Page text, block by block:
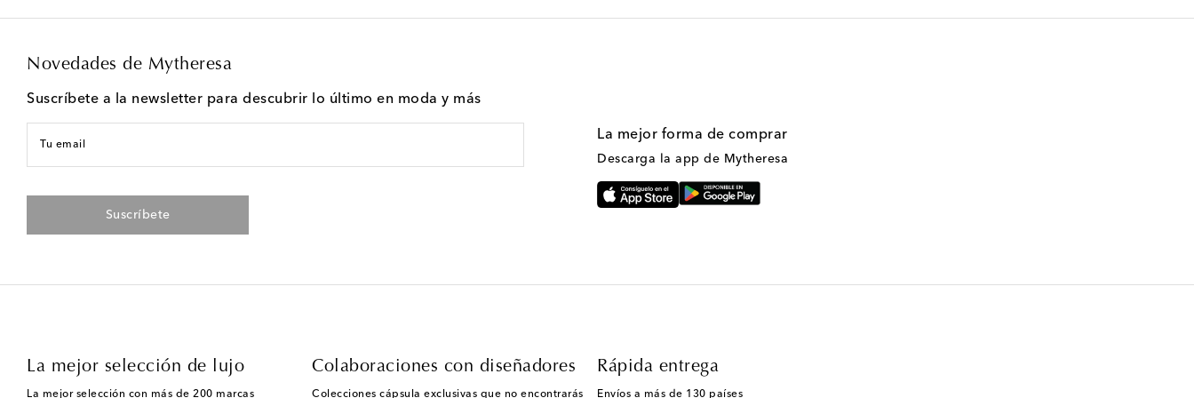
Novedades de Mytheresa
Suscríbete a la newsletter para descubrir lo último en moda y más
Tu email
Suscríbete
La mejor forma de comprar
Descarga la app de Mytheresa
La mejor selección de lujo
La mejor selección con más de 200 marcas
Colaboraciones con diseñadores
Colecciones cápsula exclusivas que no encontrarás
Rápida entrega
Envíos a más de 130 países